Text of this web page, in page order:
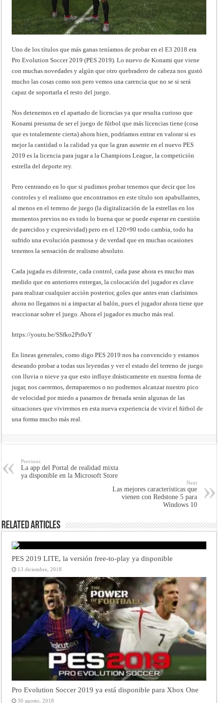
Uno de los títulos que más ganas teníamos de probar en el E3 2018 era
Pro Evolution Soccer 2019 (PES 2019). Lo nuevo de Konami que viene
con muchas novedades y algún que otro quebradero de cabeza nos gustó
mucho las cosas como son pero vemos una carencia que no se si será
capaz de soportarla el resto del juego.
Nos detenemos en el apartado de licencias ya que resulta curioso que
Konami presuma de ser el juego de fútbol que más licencias tiene (cosa
que es totalemente cierta) ahora bien, podríamos entrar en valorar si es
mejor la cantidad o la calidad ya que la gran ausente en el nuevo PES
2019 es la licencia para jugar a la Champions League, la competición
estrella del deporte rey.
Pero centrando en lo que si pudimos probar tenemos que decir que los
controles y el realismo que encontramos en este título son apabullantes,
al menos en el terreno de juego (la digitalización de la estrellas en los
momentos previos no es todo lo buena que se puede esperar en cuestión
de parecidos y expresividad) pero en el 120×90 todo cambia, todo ha
sufrido una evolución pasmosa y de verdad que en muchas ocasiones
tenemos la sensación de realismo absoluto.
Cada jugada es diferente, cada control, cada pase ahora es mucho mas
medido que en anteriores entregas, la colocación del jugador es clave
para realizar cualquier acción posterior, goles que antes eran clarísimos
ahora no llegamos ni a impactar al balón, pues el jugador ahora tiene que
reaccionar sobre el juego. Ahora el jugador es mucho más real.
https://youtu.be/SSfko2Ps9oY
En lineas generales, como digo PES 2019 nos ha convencido y estamos
deseando probar a todas sus leyendas y ver el estado del terreno de juego
con lluvia o nieve ya que esto influye drásticamente en nuestra forma de
jugar, nos caeremos, derraparemos o no podremos alcanzar nuestro pico
de velocidad por miedo a pasarnos de frenada serán algunas de las
situaciones que viviremos en esta nueva experiencia de vivir el fútbol de
una forma mucho más real.
Previous
La app del Portal de realidad mixta
ya disponible en la Microsoft Store
Next
Las mejores características que
vienen con Redstone 5 para
Windows 10
Related Articles
PES 2019 LITE, la versión free-to-play ya disponible
13 diciembre, 2018
Pro Evolution Soccer 2019 ya está disponible para Xbox One
30 agosto, 2018